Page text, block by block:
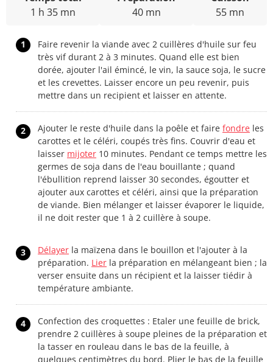
1 h 35 mn
40 mn
55 mn
1
Faire revenir la viande avec 2 cuillères d'huile sur feu
très vif durant 2 à 3 minutes. Quand elle est bien
dorée, ajouter l'ail émincé, le vin, la sauce soja, le sucre
et les crevettes. Laisser encore un peu revenir, puis
mettre dans un recipient et laisser en attente.
2 Ajouter le reste d'huile dans la poêle et faire fondre les
carottes et le céléri, coupés très fins. Couvrir d'eau et
laisser mijoter 10 minutes. Pendant ce temps mettre les
germes de soja dans de l'eau bouillante ; quand
l'ébullition reprend laisser 30 secondes, égoutter et
ajouter aux carottes et céléri, ainsi que la préparation
de viande. Bien mélanger et laisser évaporer le liquide,
il ne doit rester que 1 à 2 cuillère à soupe.
3 Délayer la maïzena dans le bouillon et l'ajouter à la
préparation. Lier la préparation en mélangeant bien ; la
verser ensuite dans un récipient et la laisser tiédir à
température ambiante.
4
Confection des croquettes : Etaler une feuille de brick,
prendre 2 cuillères à soupe pleines de la préparation et
la tasser en rouleau dans le bas de la feuille, à
quelques centimètres du bord. Plier le bas de la feuille